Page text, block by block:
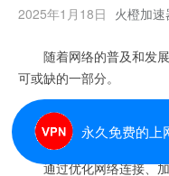
2025年1月18日 火橙加速
随着网络的普及和发展
可或缺的一部分。
而火橙加速器作为一款
快速、更流畅的网络体验。
通过优化网络连接、加
永久免费的上